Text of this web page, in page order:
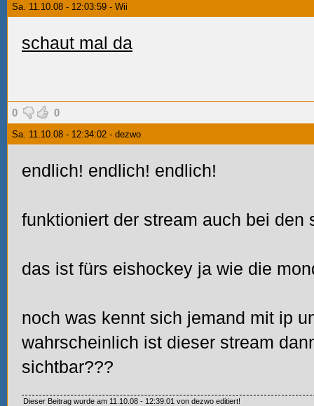
Sa. 11.10.08 - 12:03:59 - Wii
schaut mal da
0 0
Sa. 11.10.08 - 12:34:02 - dezwo
endlich! endlich! endlich!
funktioniert der stream auch bei den
das ist fürs eishockey ja wie die
noch was kennt sich jemand mit ip
wahrscheinlich ist dieser stream
sichtbar???
Dieser Beitrag wurde am 11.10.08 - 12:39:01 von dezwo editiert!